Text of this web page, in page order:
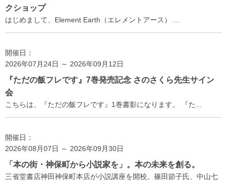
クショップ
はじめまして、Element Earth（エレメントアース） ...
開催日：
2026年07月24日 ～ 2026年09月12日
『ただの飯フレです』7巻発売記念 さのさくら先生サイン
会
こちらは、『ただの飯フレです』1巻書影になります。 『た...
開催日：
2026年08月07日 ～ 2026年09月30日
「本の街・神保町から小説家を」。本の未来を創る。
三省堂書店神田神保町本店が小説講座を開校。篠田節子氏、中山七